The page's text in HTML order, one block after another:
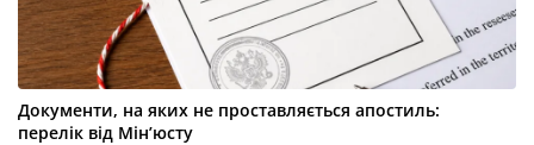
Документи, на яких не проставляється апостиль:
перелік від Мін’юсту